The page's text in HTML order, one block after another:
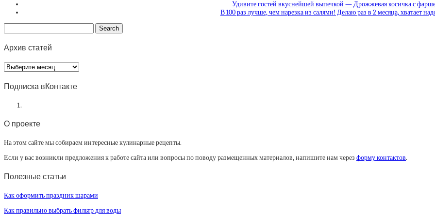
Удивите гостей вкуснейшей выпечкой — Дрожжевая косичка с
В 100 раз лучше, чем нарезка из салями! Делаю раз в 2 месяца, хватает
Архив статей
Архив
статей
Подписка вКонтакте
О проекте
На этом сайте мы собираем интересные кулинарные рецепты.
Если у вас возникли предложения к работе сайта или вопросы по поводу размещенных материалов, напишите нам через форму контактов.
Полезные статьи
Как оформить праздник шарами
Как правильно выбрать фильтр для воды